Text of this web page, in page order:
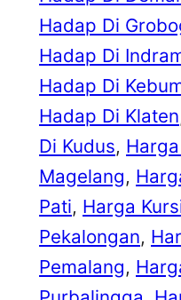
Hadap Di
Hadap Di
Hadap Di
Hadap Di Klaten
Di Kudus,
Magelang,
Pati, Harga
Pekalongan,
Pemalang,